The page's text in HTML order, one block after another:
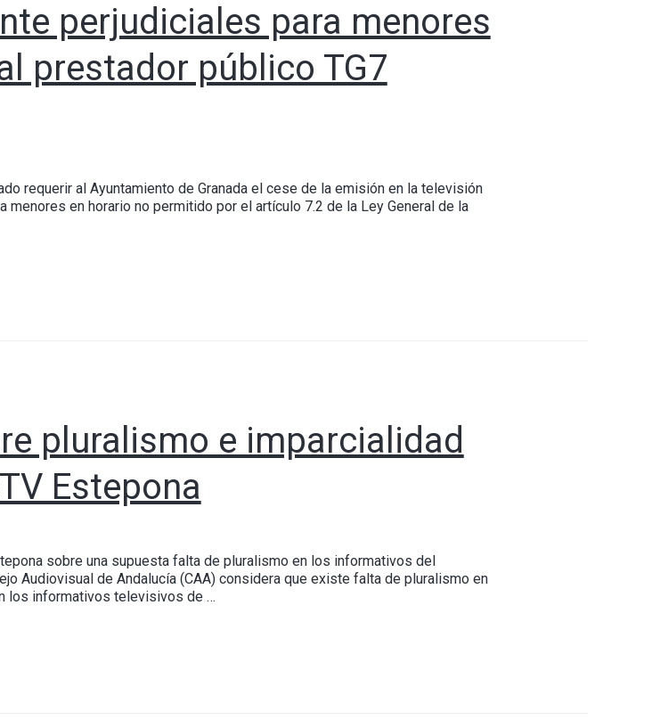
perjudiciales para menores
prestador público TG7
requerir al Ayuntamiento de Granada el cese de la emisión en la televisión
en horario no permitido por el artículo 7.2 de la Ley General de la
pluralismo e imparcialidad
Estepona
sobre una supuesta falta de pluralismo en los informativos del
Audiovisual de Andalucía (CAA) considera que existe falta de pluralismo en
los informativos televisivos de …